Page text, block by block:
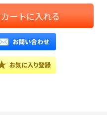
カートに入れる